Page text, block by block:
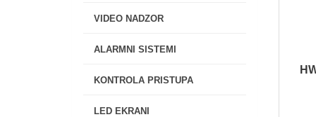
VIDEO NADZOR
ALARMNI SISTEMI
KONTROLA PRISTUPA
LED EKRANI